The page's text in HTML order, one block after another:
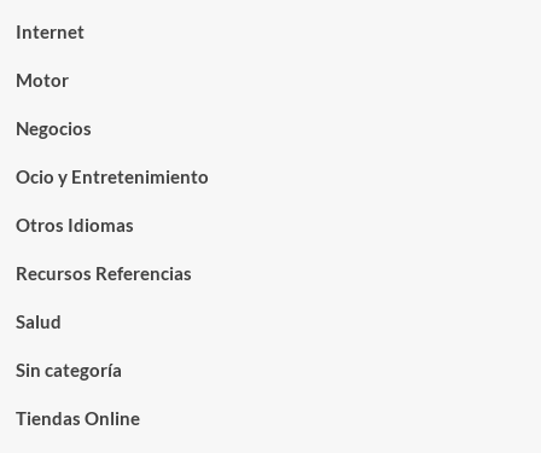
Internet
Motor
Negocios
Ocio y Entretenimiento
Otros Idiomas
Recursos Referencias
Salud
Sin categoría
Tiendas Online